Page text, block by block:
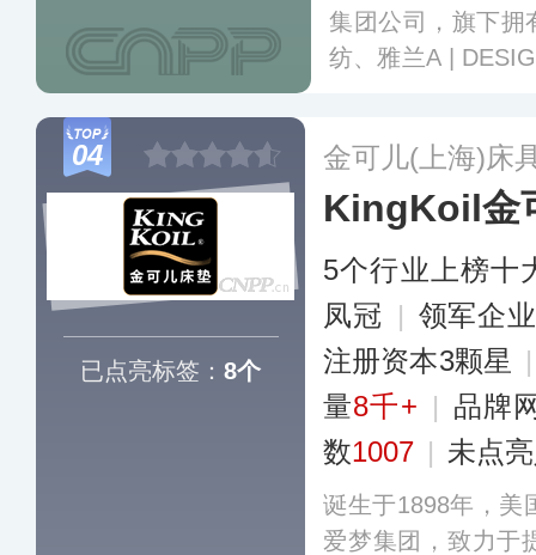
集团公司，旗下拥
纺、雅兰A |
2000多家门店已
更多
04
已点亮标签： 8个
金可儿(上海)床
KingKoil金
5个行业上榜十
凤冠 | 领军企
注册资本3颗星
量8千+ | 品牌
数1007 | 未点
诞生于1898年，美
爱梦集团，致力于